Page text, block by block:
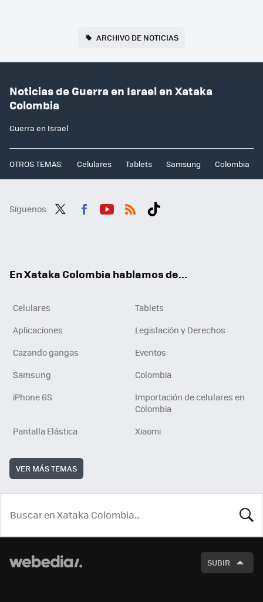
ARCHIVO DE NOTICIAS
Noticias de Guerra en Israel en Xataka
Colombia
Guerra en Israel
OTROS TEMAS: Celulares Tablets Samsung Colombia
Síguenos
En Xataka Colombia hablamos de...
Celulares
Tablets
Aplicaciones
Legislación y Derechos
Cazando gangas
Eventos
Samsung
Colombia
iPhone 6S
Importación de celulares en
Colombia
Pantalla Elástica
Xiaomi
VER MÁS TEMAS
SUBIR